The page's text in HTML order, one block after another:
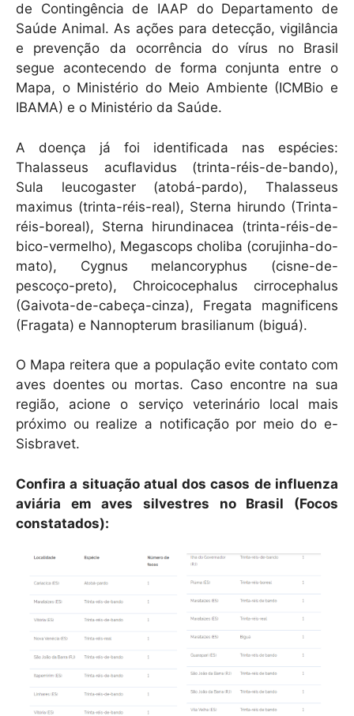
de Contingência de IAAP do Departamento de
Saúde Animal. As ações para detecção, vigilância
e prevenção da ocorrência do vírus no Brasil
segue acontecendo de forma conjunta entre o
Mapa, o Ministério do Meio Ambiente (ICMBio e
IBAMA) e o Ministério da Saúde.
A doença já foi identificada nas espécies:
Thalasseus acuflavidus (trinta-réis-de-bando),
Sula leucogaster (atobá-pardo), Thalasseus
maximus (trinta-réis-real), Sterna hirundo (Trinta-
réis-boreal), Sterna hirundinacea (trinta-réis-de-
bico-vermelho), Megascops choliba (corujinha-do-
mato), Cygnus melancoryphus (cisne-de-
pescoço-preto), Chroicocephalus cirrocephalus
(Gaivota-de-cabeça-cinza), Fregata magnificens
(Fragata) e Nannopterum brasilianum (biguá).
O Mapa reitera que a população evite contato com
aves doentes ou mortas. Caso encontre na sua
região, acione o serviço veterinário local mais
próximo ou realize a notificação por meio do e-
Sisbravet.
Confira a situação atual dos casos de influenza
aviária em aves silvestres no Brasil (Focos
constatados):